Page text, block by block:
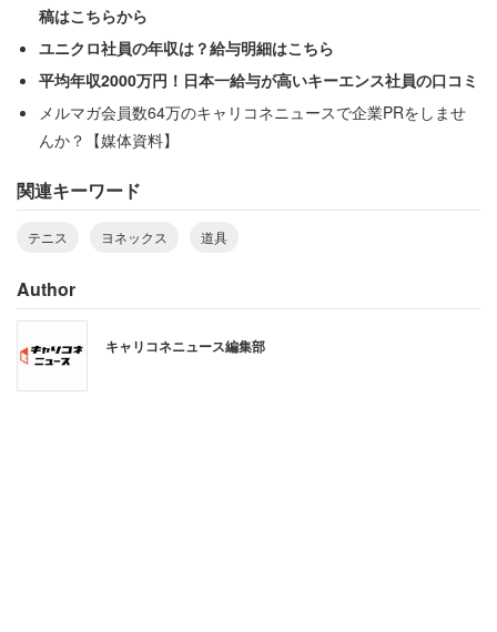
ットのグリップ部分に最初からレザーが巻いてある
仕様になっています。この仕様の製品は一般には流
通していません。しかし、それ以外の部分は市販品
稿はこちらから
ユニクロ社員の年収は？給与明細はこちら
平均年収2000万円！日本一給与が高いキーエンス社員の口コミ
メルマガ会員数64万のキャリコネニュースで企業PRをしませ
んか？【媒体資料】
関連キーワード
テニス ヨネックス 道具
Author
キャリコネニュース編集部